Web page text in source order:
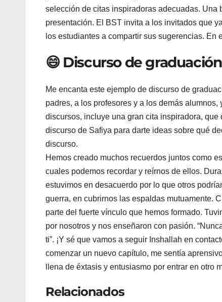
selección de citas inspiradoras adecuadas.
presentación. El BST invita a los invitados que
los estudiantes a compartir sus sugerencias.
😄 Discurso de
Me encanta este ejemplo de discurso de
padres, a los profesores y a los demás
discursos, incluye una gran cita inspiradora,
discurso de Safiya para darte ideas sobre qué
discurso.
Hemos creado muchos recuerdos juntos como
cuales podemos recordar y reírnos de ellos.
estuvimos en desacuerdo por lo que otros
guerra, en cubrirnos las espaldas mutuamente.
parte del fuerte vínculo que hemos formado.
por nosotros y nos enseñaron con pasión.
ti”. ¡Y sé que vamos a seguir Inshallah en
comenzar un nuevo capítulo, me sentía
llena de éxtasis y entusiasmo por entrar en otro
Relacionados